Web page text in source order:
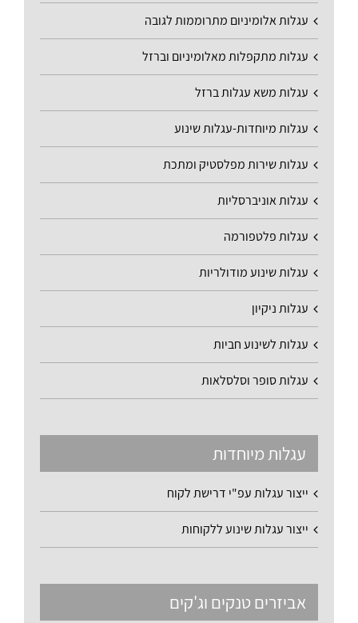
עגלות אלומיניום מתרוממות לגובה
עגלות מתקפלות מאלומיניום וברזל
עגלות משא עגלות ברזל
עגלות מיוחדות-עגלות שינוע
עגלות שירות מפלסטיק ומתכת
עגלות אוניברסליות
עגלות פלטפורמה
עגלות שינוע מודולריות
עגלות ניקיון
עגלות לשינוע חביות
עגלות סופר וסלסלאות
עגלות מיוחדות
ייצור עגלות עפ"י דרישת לקוח
ייצור עגלות שינוע ללקוחות
אביזרים טנקים וג'קים